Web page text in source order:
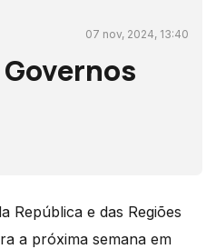
07 nov, 2024, 13:40
República e das Regiões
a próxima semana em